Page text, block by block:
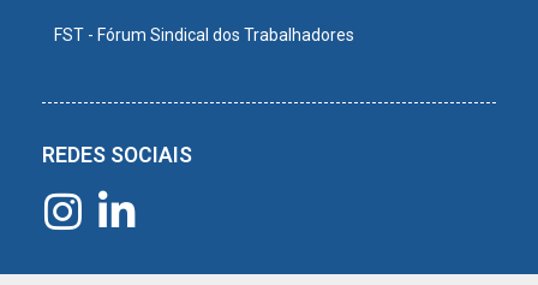
FST - Fórum Sindical dos Trabalhadores
REDES SOCIAIS